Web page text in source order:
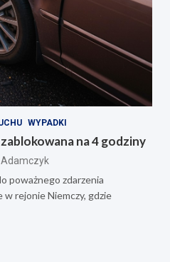
WYPADKI
na 4 godziny
Adamczyk
poważnego zdarzenia
rejonie Niemczy, gdzie